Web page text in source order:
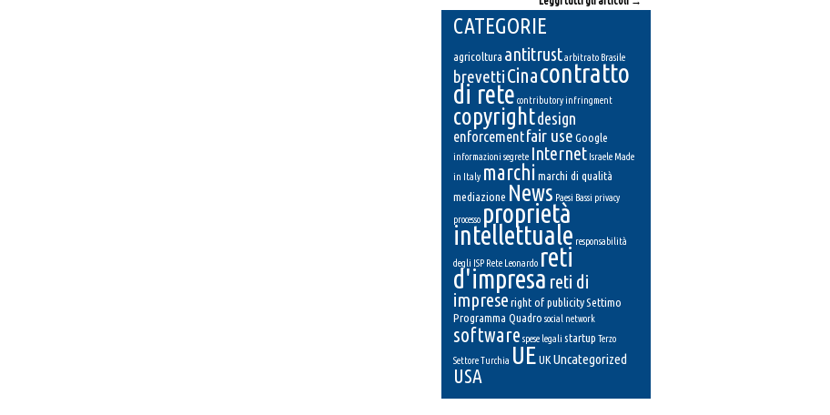
CATEGORIE
agricoltura antitrustarbitrato Brasile
brevettiCinacontratto
di rete contributory infringment
copyrightdesign
enforcementfair useGoogle
informazioni segrete Internet Israele Made
in Italy marchi marchi di qualità
mediazione News Paesi Bassi privacy
processo proprietà
intellettuale responsabilità
degli ISP Rete Leonardo reti
d'impresa reti di
impreseright of publicitySettimo
Programma Quadro social network
software spese legali startup Terzo
SettoreTurchia UE UKUncategorized
USA